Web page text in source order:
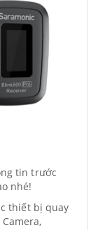
tin trước
nhé!
thiết bị quay